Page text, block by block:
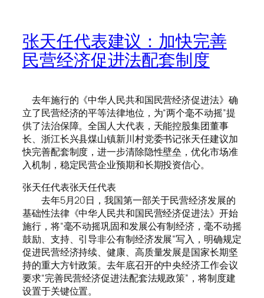
张天任代表建议：加快完善
民营经济促进法配套制度
去年施行的《中华人民共和国民营经济促进法》确
立了民营经济的平等法律地位，为“两个毫不动摇”提
供了法治保障。全国人大代表，天能控股集团董事
长、浙江长兴县煤山镇新川村党委书记张天任建议加
快完善配套制度，进一步清除隐性壁垒，优化市场准
入机制，稳定民营企业预期和长期投资信心。
张天任代表张天任代表
去年5月20日，我国第一部关于民营经济发展的
基础性法律《中华人民共和国民营经济促进法》开始
施行，将“毫不动摇巩固和发展公有制经济，毫不动摇
鼓励、支持、引导非公有制经济发展”写入，明确规定
促进民营经济持续、健康、高质量发展是国家长期坚
持的重大方针政策。去年底召开的中央经济工作会议
要求“完善民营经济促进法配套法规政策”，将制度建
设置于关键位置。